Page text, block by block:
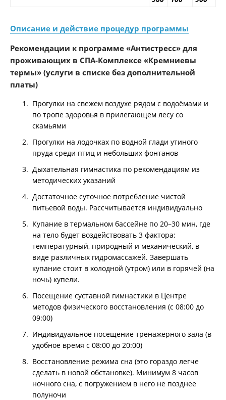
Описание и действие процедур программы
Рекомендации к программе «Антистресс» для
проживающих в СПА-Комплексе «Кремниевы
термы» (услуги в списке без дополнительной
платы)
Прогулки на свежем воздухе рядом с водоёмами и
по тропе здоровья в прилегающем лесу со
скамьями
Прогулки на лодочках по водной глади утиного
пруда среди птиц и небольших фонтанов
Дыхательная гимнастика по рекомендациям из
методических указаний
Достаточное суточное потребление чистой
питьевой воды. Рассчитывается индивидуально
Купание в термальном бассейне по 20–30 мин, где
на тело будет воздействовать 3 фактора:
температурный, природный и механический, в
виде различных гидромассажей. Завершать
купание стоит в холодной (утром) или в горячей (на
ночь) купели.
Посещение суставной гимнастики в Центре
методов физического восстановления (с 08:00 до
09:00)
Индивидуальное посещение тренажерного зала (в
удобное время с 08:00 до 20:00)
Восстановление режима сна (это гораздо легче
сделать в новой обстановке). Минимум 8 часов
ночного сна, с погружением в него не позднее
полуночи